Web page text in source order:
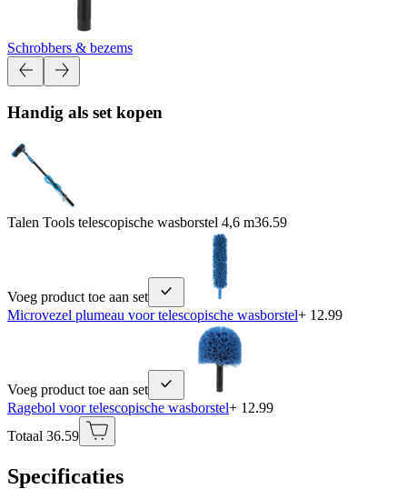
Schrobbers & bezems
Handig als set kopen
Talen Tools telescopische wasborstel 4,6 m36.59
Voeg product toe aan set
Microvezel plumeau voor telescopische wasborstel+ 12.99
Voeg product toe aan set
Ragebol voor telescopische wasborstel+ 12.99
Totaal 36.59
Specificaties